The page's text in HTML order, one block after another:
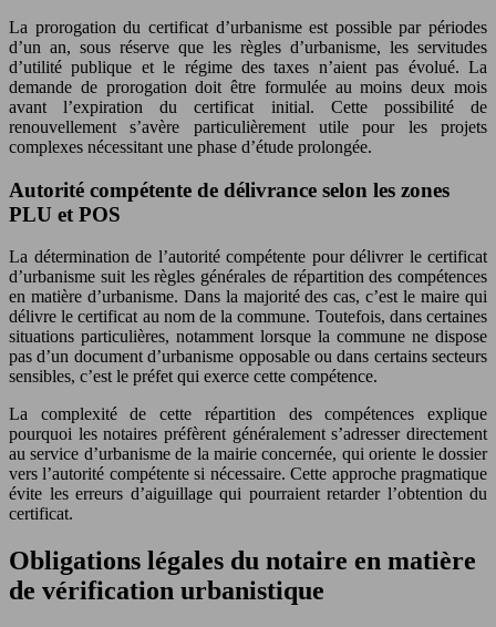
La prorogation du certificat d’urbanisme est possible par périodes
d’un an, sous réserve que les règles d’urbanisme, les servitudes
d’utilité publique et le régime des taxes n’aient pas évolué. La
demande de prorogation doit être formulée au moins deux mois
avant l’expiration du certificat initial. Cette possibilité de
renouvellement s’avère particulièrement utile pour les projets
complexes nécessitant une phase d’étude prolongée.
Autorité compétente de délivrance selon les zones
PLU et POS
La détermination de l’autorité compétente pour délivrer le certificat
d’urbanisme suit les règles générales de répartition des compétences
en matière d’urbanisme. Dans la majorité des cas, c’est le maire qui
délivre le certificat au nom de la commune. Toutefois, dans certaines
situations particulières, notamment lorsque la commune ne dispose
pas d’un document d’urbanisme opposable ou dans certains secteurs
sensibles, c’est le préfet qui exerce cette compétence.
La complexité de cette répartition des compétences explique
pourquoi les notaires préfèrent généralement s’adresser directement
au service d’urbanisme de la mairie concernée, qui oriente le dossier
vers l’autorité compétente si nécessaire. Cette approche pragmatique
évite les erreurs d’aiguillage qui pourraient retarder l’obtention du
certificat.
Obligations légales du notaire en matière
de vérification urbanistique